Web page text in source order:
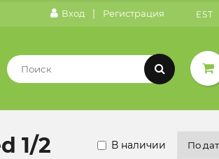
Вход | Регистрация EST
1/2 В наличии